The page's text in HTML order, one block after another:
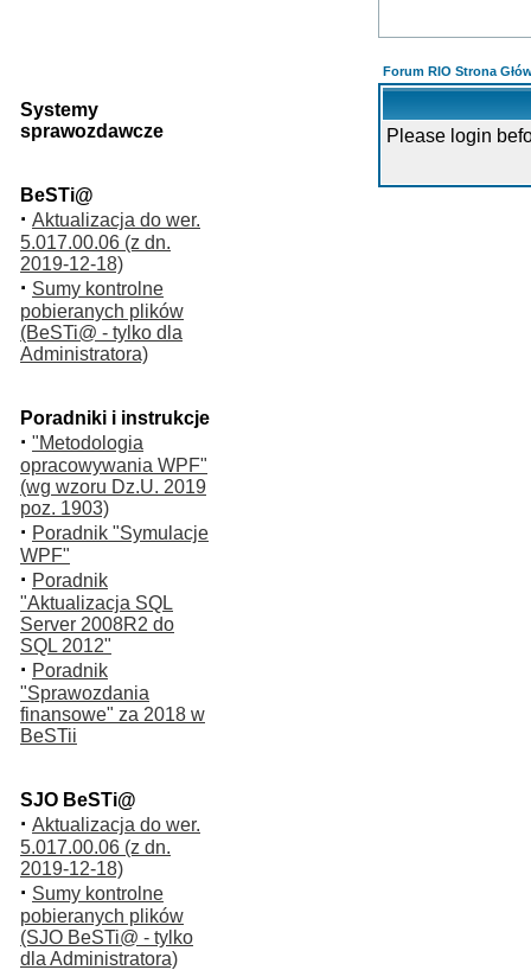
Systemy
sprawozdawcze
BeSTi@
· Aktualizacja do wer.
5.017.00.06 (z dn.
2019-12-18)
· Sumy kontrolne
pobieranych plików
(BeSTi@ - tylko dla
Administratora)
Poradniki i instrukcje
· "Metodologia
opracowywania WPF"
(wg wzoru Dz.U. 2019
poz. 1903)
· Poradnik "Symulacje
WPF"
· Poradnik
"Aktualizacja SQL
Server 2008R2 do
SQL 2012"
· Poradnik
"Sprawozdania
finansowe" za 2018 w
BeSTii
SJO BeSTi@
· Aktualizacja do wer.
5.017.00.06 (z dn.
2019-12-18)
· Sumy kontrolne
pobieranych plików
(SJO BeSTi@ - tylko
dla Administratora)
Forum RIO Strona
Please login